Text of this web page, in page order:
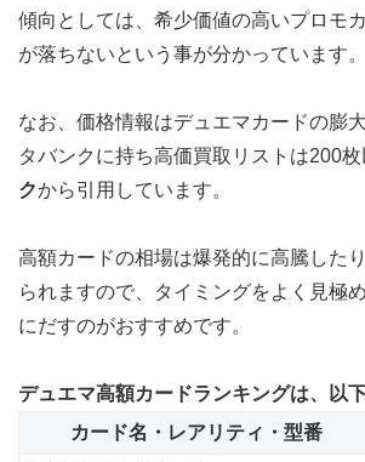
傾向としては、希少価値の高いプロモ
が落ちないという事が分かっています。
なお、価格情報はデュエマカードの膨
タバンクに持ち高価買取リストは200枚
クから引用しています。
高額カードの相場は爆発的に高騰した
られますので、タイミングをよく見極
にだすのがおすすめです。
デュエマ高額カードランキングは、以
カード名・レアリティ・型番